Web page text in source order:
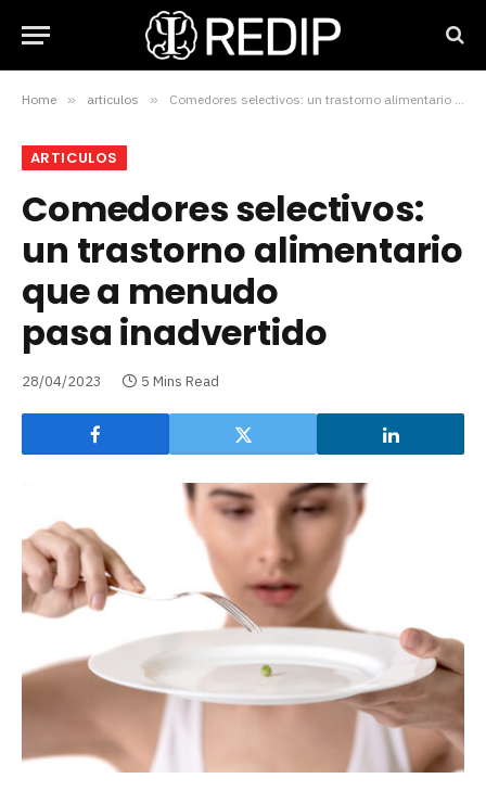
Home » articulos » Comedores selectivos: un trastorno alimentario que a menudo pasa inadvertido
ARTICULOS
Comedores selectivos:
un trastorno alimentario
que a menudo
pasa inadvertido
28/04/2023 5 Mins Read